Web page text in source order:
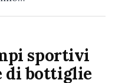
sportivi
di bottiglie